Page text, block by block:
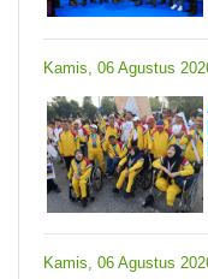
Kamis, 06 Agustus
Kamis, 06 Agustus